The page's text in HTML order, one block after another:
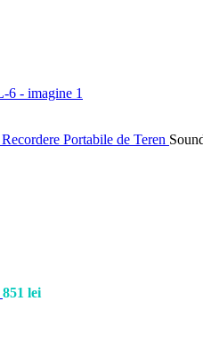
Portabile de Teren
851 lei